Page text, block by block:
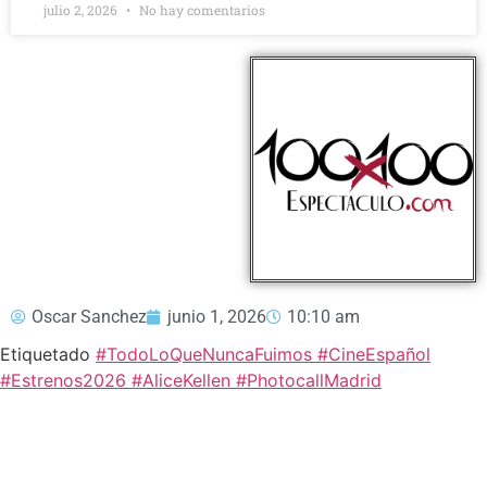
julio 2, 2026 No hay comentarios
Oscar Sanchez junio 1, 2026 10:10 am
Etiquetado #TodoLoQueNuncaFuimos #CineEspañol
#Estrenos2026 #AliceKellen #PhotocallMadrid